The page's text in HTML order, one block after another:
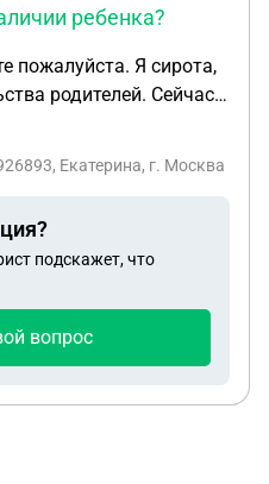
ребенка?
пожалуйста. Я сирота,
родителей. Сейчас
хотела бы
, получаю пособие,
Екатерина, г. Москва
подскажет, что
вопрос